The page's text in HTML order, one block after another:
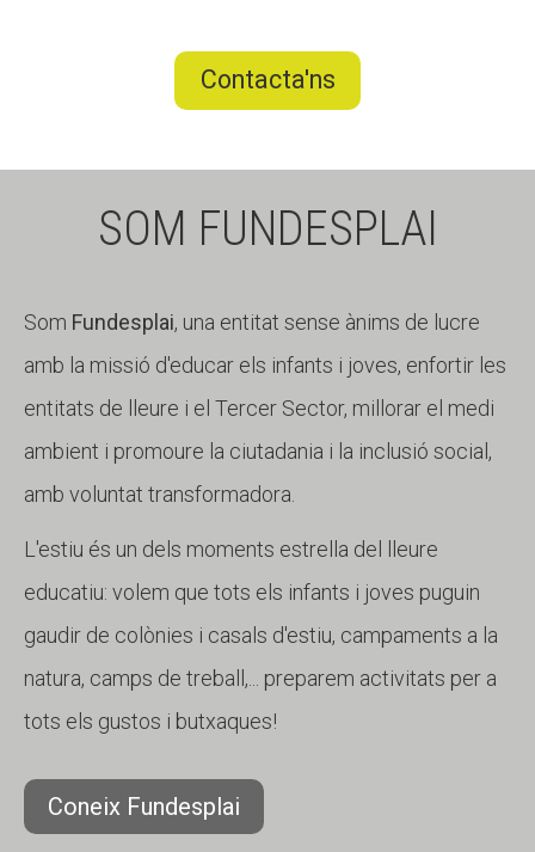
Contacta'ns
SOM FUNDESPLAI
Som Fundesplai, una entitat sense ànims de lucre
amb la missió d'educar els infants i joves, enfortir les
entitats de lleure i el Tercer Sector, millorar el medi
ambient i promoure la ciutadania i la inclusió social,
amb voluntat transformadora.
L'estiu és un dels moments estrella del lleure
educatiu: volem que tots els infants i joves puguin
gaudir de colònies i casals d'estiu, campaments a la
natura, camps de treball,... preparem activitats per a
tots els gustos i butxaques!
Coneix Fundesplai